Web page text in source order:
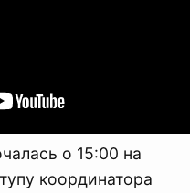
о 15:00 на
координатора